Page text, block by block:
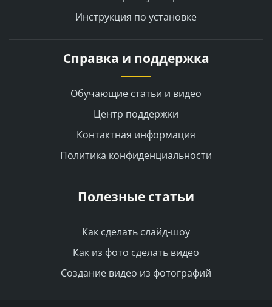
Инструкция по установке
Справка и поддержка
Обучающие статьи и видео
Центр поддержки
Контактная информация
Политика конфиденциальности
Полезные статьи
Как сделать слайд-шоу
Как из фото сделать видео
Создание видео из фотографий